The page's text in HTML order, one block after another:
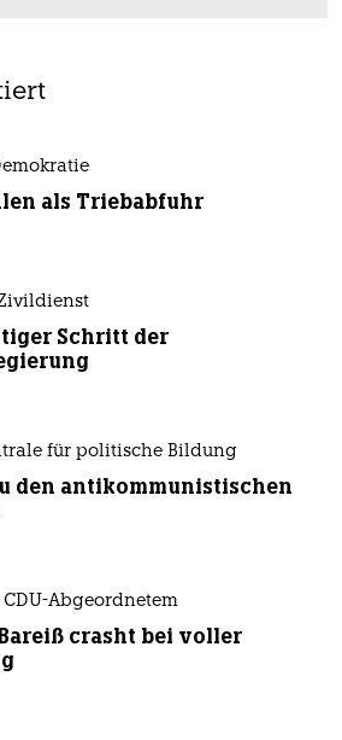
als Triebabfuhr
Schritt der
für politische Bildung
den antikommunistischen
Abgeordnetem
crasht bei voller